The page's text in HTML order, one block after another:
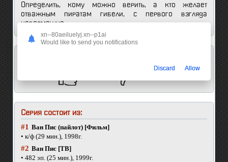
Определить, кому можно верить, а кто желает
отважным пиратам гибели, с первого взгляда
невозможно.
Серия состоит из:
#1 Ван Пис (пайлот) [Фильм]
• к/ф (29 мин.), 1998г.
#2 Ван Пис [ТВ]
• 482 эп. (25 мин.), 1999г.
xn--80aeiluelyj.xn--p1ai
Would like to send you notifications
Discard Allow